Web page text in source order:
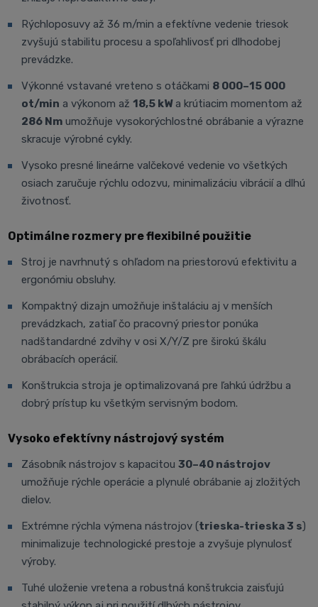
Rýchloposuvy až 36 m/min a efektívne vedenie triesok
zvyšujú stabilitu procesu a spoľahlivosť pri dlhodobej
prevádzke.
Výkonné vstavané vreteno s otáčkami 8 000–15 000
ot/min a výkonom až 18,5 kWa krútiacim momentom až
286 Nm umožňuje vysokorýchlostné obrábanie a výrazne
skracuje výrobné cykly.
Vysoko presné lineárne valčekové vedenie vo všetkých
osiach zaručuje rýchlu odozvu, minimalizáciu vibrácií a dlhú
životnosť.
Optimálne rozmery pre flexibilné použitie
Stroj je navrhnutý s ohľadom na priestorovú efektivitu a
ergonómiu obsluhy.
Kompaktný dizajn umožňuje inštaláciu aj v menších
prevádzkach, zatiaľ čo pracovný priestor ponúka
nadštandardné zdvihy v osi X/Y/Z pre širokú škálu
obrábacích operácií.
Konštrukcia stroja je optimalizovaná pre ľahkú údržbu a
dobrý prístup ku všetkým servisným bodom.
Vysoko efektívny nástrojový systém
Zásobník nástrojov s kapacitou 30–40 nástrojov
umožňuje rýchle operácie a plynulé obrábanie aj zložitých
dielov.
Extrémne rýchla výmena nástrojov (trieska-trieska 3 s)
minimalizuje technologické prestoje a zvyšuje plynulosť
výroby.
Tuhé uloženie vretena a robustná konštrukcia zaisťujú